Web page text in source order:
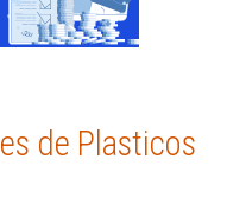
de Plasticos